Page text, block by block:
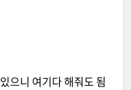
으니 여기다 해줘도 됨